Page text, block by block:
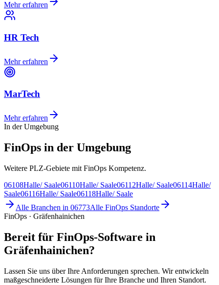
Mehr erfahren
HR Tech
Mehr erfahren
MarTech
Mehr erfahren
In der Umgebung
FinOps in der Umgebung
Weitere PLZ-Gebiete mit FinOps Kompetenz.
06108Halle/ Saale06110Halle/ Saale06112Halle/ Saale06114Halle/
Saale06116Halle/ Saale06118Halle/ Saale
Alle Branchen in 06773Alle FinOps Standorte
FinOps · Gräfenhainichen
Bereit für FinOps-Software in
Gräfenhainichen?
Lassen Sie uns über Ihre Anforderungen sprechen. Wir entwickeln
maßgeschneiderte Lösungen für Ihre Branche und Ihren Standort.